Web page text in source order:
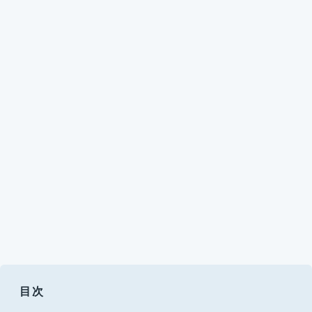
目次